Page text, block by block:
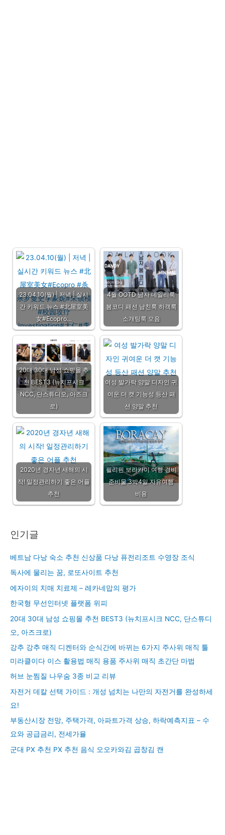
23.04.10(월) | 저녁 | 실시
간 키워드 뉴스 #北屋室美
女#Ecopro…
4월 OOTD 남자 데일리룩
봄코디 패션 남친룩 하객룩
소개팅룩 모음
20대 30대 남성 쇼핑몰 추
천 BEST3 (뉴치프시크
NCC, 단스튜디오, 아즈크
로)
여성 발가락 양말 디자인 귀
여운 더 캣 기능성 등산 패
션 양말 추천
2020년 경자년 새해의 시
작! 일정관리하기 좋은 어플
추천
필리핀 보라카이 여행 경비
준비물 3박4일 자유여행
비용
인기글
베트남 다낭 숙소 추천 신상품 다낭 퓨전리조트 수영장 조식
독사에 물리는 꿈, 로또사이트 추천
에자이의 치매 치료제 – 레카네맙의 평가
한국형 무선인터넷 플랫폼 위피
20대 30대 남성 쇼핑몰 추천 BEST3 (뉴치프시크 NCC, 단스튜디
오, 아즈크로)
강추 강추 매직 디켄터와 순식간에 바뀌는 6가지 주사위 매직 툴
미라클이다 이스 활용법 매직 용품 주사위 매직 초간단 마법
허브 눈찜질 나우숨 3종 비교 리뷰
자전거 데칼 선택 가이드 : 개성 넘치는 나만의 자전거를 완성하세
요!
부동산시장 전망, 주택가격, 아파트가격 상승, 하락예측지표 – 수
요와 공급금리, 전세가율
군대 PX 추천 PX 추천 음식 오오카와김 곱창김 캔